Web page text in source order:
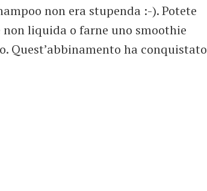
non era stupenda :-). Potete
liquida o farne uno smoothie
Quest’abbinamento ha conquistato